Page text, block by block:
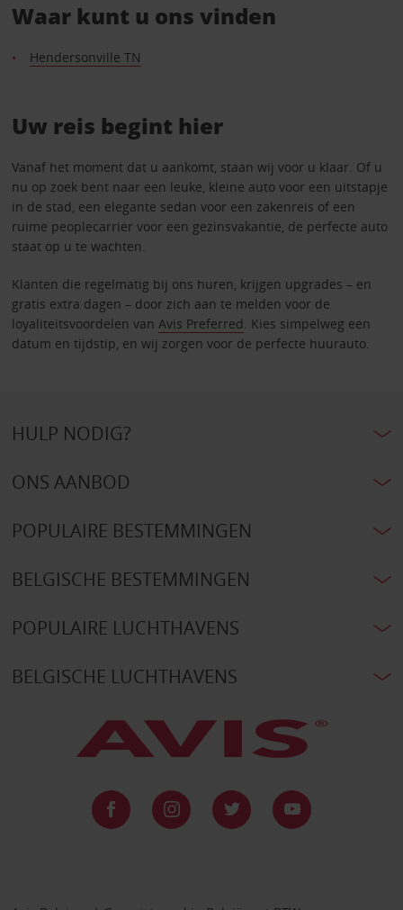
Waar kunt u ons vinden
Hendersonville TN
Uw reis begint hier
Vanaf het moment dat u aankomt, staan wij voor u klaar. Of u
nu op zoek bent naar een leuke, kleine auto voor een uitstapje
in de stad, een elegante sedan voor een zakenreis of een
ruime peoplecarrier voor een gezinsvakantie, de perfecte auto
staat op u te wachten.
Klanten die regelmatig bij ons huren, krijgen upgrades – en
gratis extra dagen – door zich aan te melden voor de
loyaliteitsvoordelen van Avis Preferred. Kies simpelweg een
datum en tijdstip, en wij zorgen voor de perfecte huurauto.
HULP NODIG?
ONS AANBOD
POPULAIRE BESTEMMINGEN
BELGISCHE BESTEMMINGEN
POPULAIRE LUCHTHAVENS
BELGISCHE LUCHTHAVENS